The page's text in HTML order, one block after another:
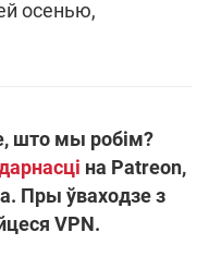
осенью,
што мы робім?
на Patreon,
Пры ўваходзе з
VPN.